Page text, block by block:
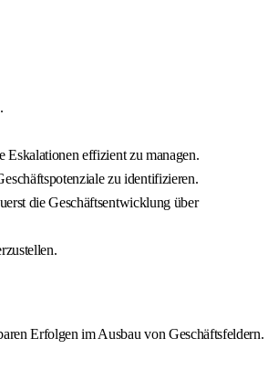
Eskalationen effizient zu managen.
zu identifizieren.
die Geschäftsentwicklung über
Erfolgen im Ausbau von Geschäftsfeldern.